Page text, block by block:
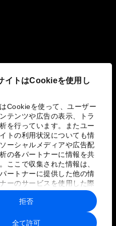
イトはCookieを使用し
Cookieを使って、ユーザー
テンツや広告の表示、トラ
を行っています。またユー
トの利用状況についても情
ーシャルメディアや広告配
の各パートナーに情報を共
ここで収集された情報は、
ートナーに提供した他の情
ーのサービスを使用した際
報と組み合わされ、各パー
使用されることがありま
全て許可
拒否
シーと利用規約